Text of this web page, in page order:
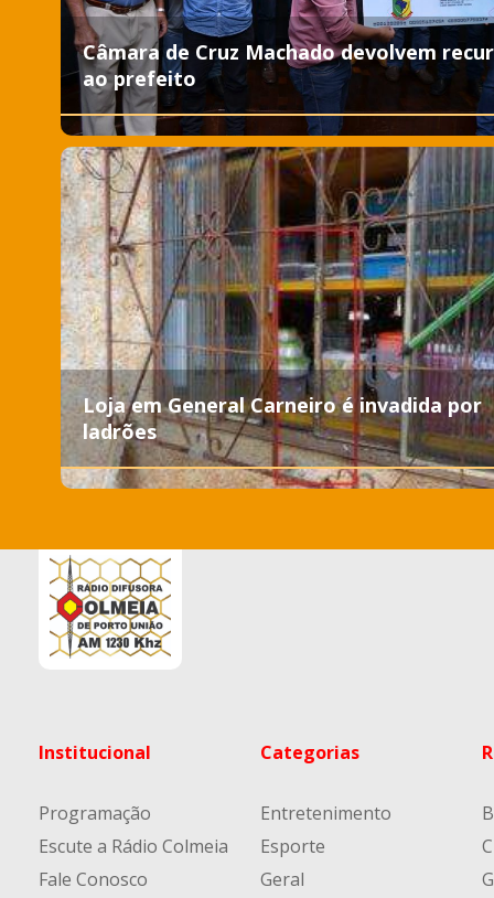
Câmara de Cruz Machado devolvem
ao prefeito
Loja em General Carneiro é invadida por
ladrões
Institucional
Programação
Escute a Rádio Colmeia
Fale Conosco
Categorias
Entretenimento
Esporte
Geral